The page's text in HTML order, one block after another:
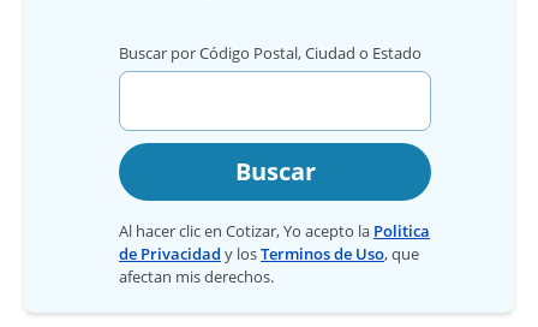
Buscar por Código Postal, Ciudad o Estado
Buscar
Al hacer clic en Cotizar, Yo acepto la Politica
de Privacidad y losTerminos de Uso, que
afectan mis derechos.